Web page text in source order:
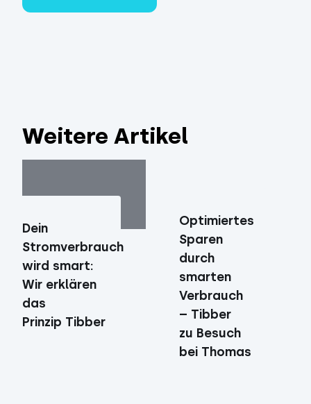
Weitere Artikel
Dein
Stromverbrauch
wird smart:
Wir erklären
das
Prinzip Tibber
Optimiertes
Sparen
durch
smarten
Verbrauch
– Tibber
zu Besuch
bei Thomas